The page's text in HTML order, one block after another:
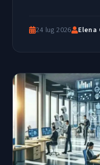
24 lug 2026 Elena